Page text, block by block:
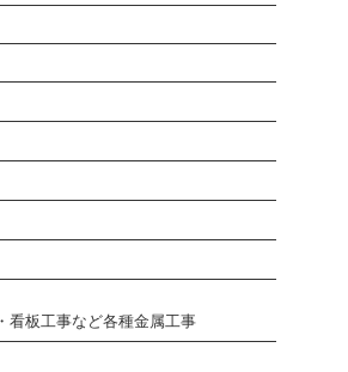
看板工事など各種金属工事